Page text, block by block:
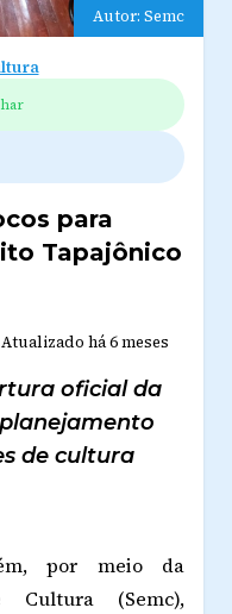
Autor: Semc
para
Tapajônico
Atualizado há 6 meses
oficial da
de cultura
por meio da
Cultura (Semc),